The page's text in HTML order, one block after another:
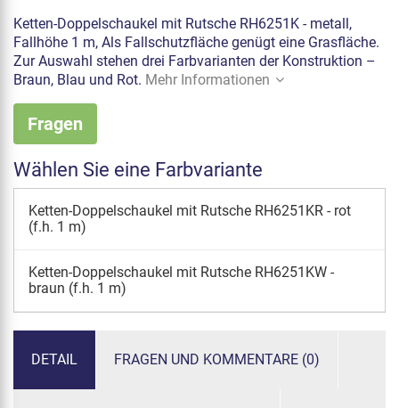
Ketten-Doppelschaukel mit Rutsche RH6251K - metall,
Fallhöhe 1 m, Als Fallschutzfläche genügt eine Grasfläche.
Zur Auswahl stehen drei Farbvarianten der Konstruktion –
Braun, Blau und Rot. Mehr Informationen
Fragen
Wählen Sie eine Farbvariante
Ketten-Doppelschaukel mit Rutsche RH6251KR - rot
(f.h. 1 m)
Ketten-Doppelschaukel mit Rutsche RH6251KW -
braun (f.h. 1 m)
DETAIL FRAGEN UND KOMMENTARE (0)